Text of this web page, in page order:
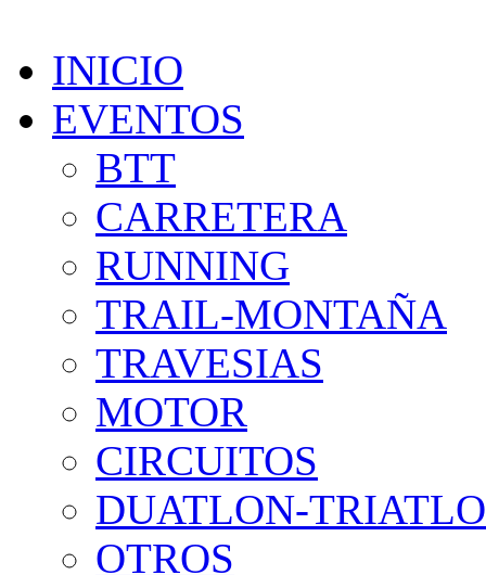
INICIO
EVENTOS
BTT
CARRETERA
RUNNING
TRAIL-MONTAÑA
TRAVESIAS
MOTOR
CIRCUITOS
DUATLON-
OTROS